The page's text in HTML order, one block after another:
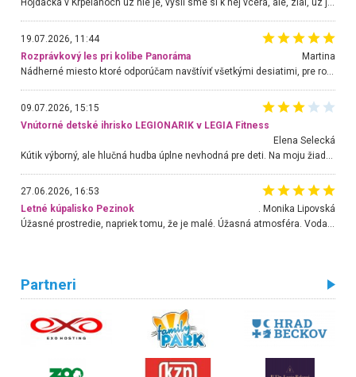
Hojdacka v Krpelanoch uz nie je, vysli sme si k nej vcera, ale, zial, uz je znicena. Ak sem planujete cestu len kvoli hojdacke, mozete si ju usetrit. Krasny vyhlad je tu vsak aj bez hojdacky :-)
19.07.2026, 11:44
Rozprávkový les pri kolibe Panoráma
Martina
Nádherné miesto ktoré odporúčam navštíviť všetkými desiatimi, pre rodiny s deťmi, dôchodcom... Proste a jednoducho ozaj rozprávkový les.. určite ešte prídeme. Odniesli sme si na pamiatku krásne tričká,
09.07.2026, 15:15
Vnútorné detské ihrisko LEGIONARIK v LEGIA Fitness
Elena Selecká
27.06.2026, 16:53
Letné kúpalisko Pezinok
. Monika Lipovská
Úžasné prostredie, napriek tomu, že je malé. Úžasná atmosféra. Voda fantastická a nádherná. Ľudí je pomerne veľa, ale su mili a ohľaduplní. Je veľmi zaujímavé sledovať, ako dokážu spolu športovať cudzí ľudia a bez ohľadu na vek. Vládne tu pohoda. Vnuka neviem dostať z vody. Ďakujem za krásny deň . Urcite sa sem vrátim. Jediný problém je s parkovaním, ale aj ten sa mi podarilo vyriešiť. Monika Bratislava
Partneri